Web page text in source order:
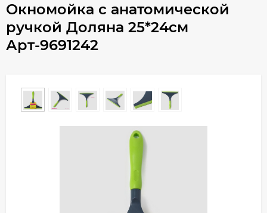
Окномойка с анатомической
ручкой Доляна 25*24см
Арт-9691242